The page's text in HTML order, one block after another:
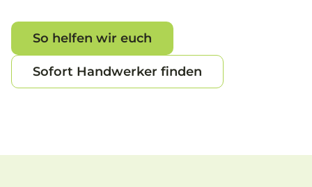
So helfen wir euch
Sofort Handwerker finden